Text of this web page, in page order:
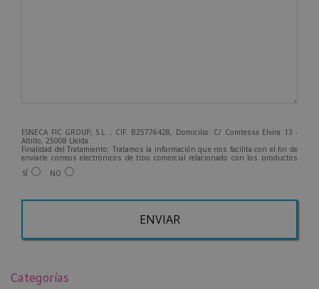
ESNECA FIC GROUP, S.L. , CIF: B25776428, Domicilio: C/ Comtessa Elvira 13 -
Altillo, 25008 Lleida.
Finalidad del Tratamiento: Tratamos la información que nos facilita con el fin de
enviarle correos electrónicos de tipo comercial relacionado con los productos
ofrecidos y otros tipo de productos que fueran de su interés.
Legitimación del tratamiento: Consentimiento del interesado.
Para más información consulte nuestra Política de Privacidad.
SÍ NO
t
Categorías